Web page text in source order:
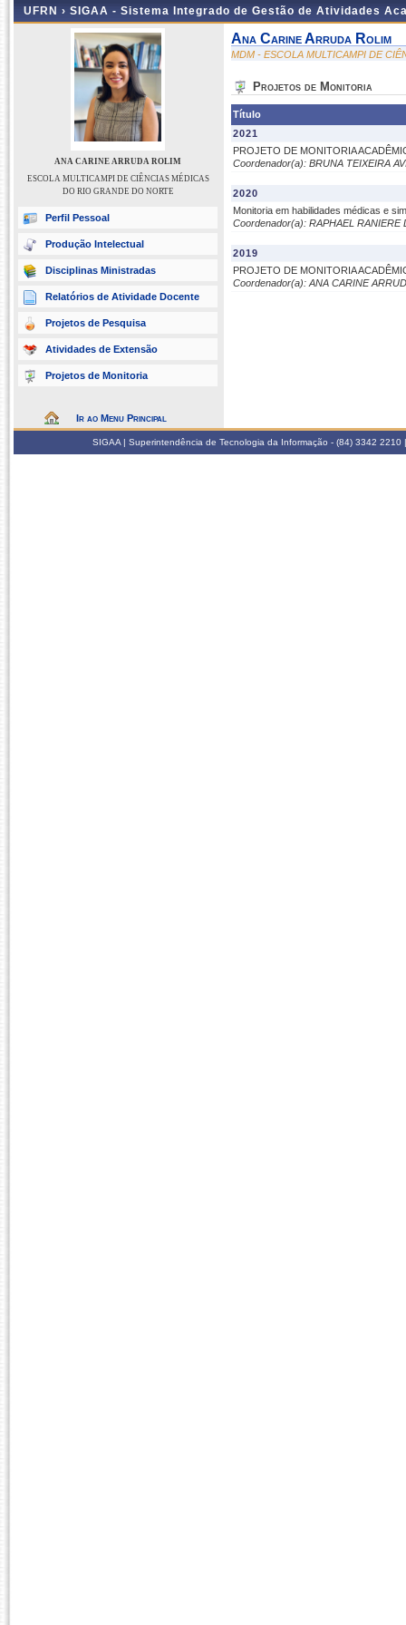
UFRN › SIGAA - Sistema Integrado de Gestão de Atividades
ANA CARINE ARRUDA ROLIM
ESCOLA MULTICAMPI DE CIÊNCIAS MÉDICAS
DO RIO GRANDE DO NORTE
Perfil Pessoal
Produção Intelectual
Disciplinas Ministradas
Relatórios de Atividade Docente
Projetos de Pesquisa
Atividades de Extensão
Projetos de Monitoria
Ir ao Menu Principal
Ana Carine Arruda Rolim
MDM - ESCOLA MULTICAMPI DE
Projetos de Monitoria
Título
2021
PROJETO DE MONITORIA
Coordenador(a): BRUNA TEIXEIRA
2020
Monitoria em habilidades médicas e
Coordenador(a): RAPHAEL RANIERE
2019
PROJETO DE MONITORIA
Coordenador(a): ANA CARINE
SIGAA | Superintendência de Tecnologia da Informação - (84) 3342